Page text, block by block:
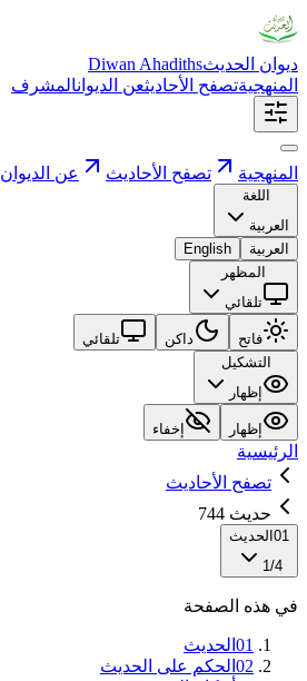
ديوان الحديثDiwan Ahadiths
المنهجيةتصفح الأحاديثعن الديوانالمشرف
المنهجية تصفح الأحاديث عن الديوان
اللغة
العربية
العربية
English
المظهر
تلقائي
فاتح داكن
تلقائي
التشكيل
إظهار
إظهار إخفاء
الرئيسية
تصفح الأحاديث
حديث 744
01 الحديث
1/4
في هذه الصفحة
01 الحديث
02 الحكم على الحديث